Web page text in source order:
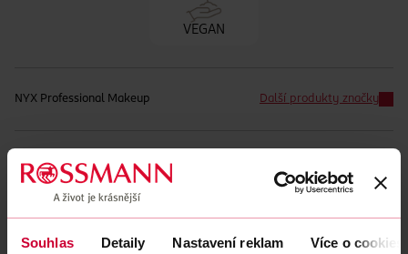
Souhlas Detaily Nastavení reklam Více o cookies
VEGAN
NYX Professional Makeup Další produkty značky
Uvedené ceny jsou včetně DPH
Obj. č.:
Podobné produkty